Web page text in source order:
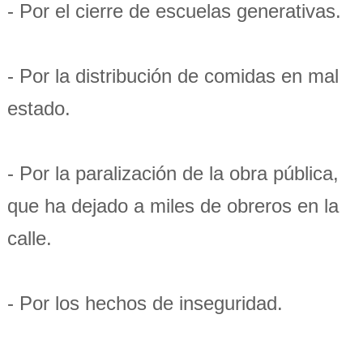
- Por el cierre de escuelas generativas.
- Por la distribución de comidas en mal
estado.
- Por la paralización de la obra pública,
que ha dejado a miles de obreros en la
calle.
- Por los hechos de inseguridad.